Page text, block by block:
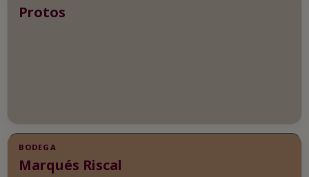
Protos
BODEGA
Marqués Riscal